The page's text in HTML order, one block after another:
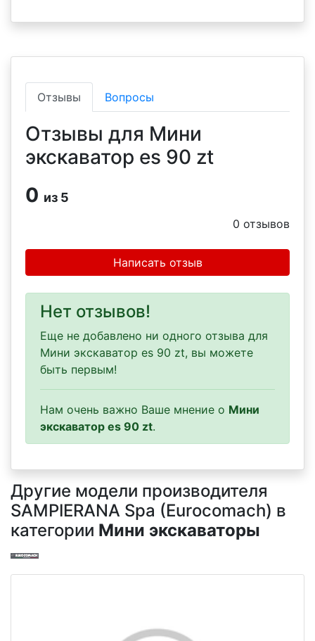
Отзывы Вопросы
Отзывы для Мини
экскаватор es 90 zt
0 из 5
0 отзывов
Написать отзыв
Нет отзывов!
Еще не добавлено ни одного отзыва для
Мини экскаватор es 90 zt, вы можете
быть первым!
Нам очень важно Ваше мнение о Мини
экскаватор es 90 zt.
Другие модели производителя
SAMPIERANA Spa (Eurocomach) в
категории Мини экскаваторы